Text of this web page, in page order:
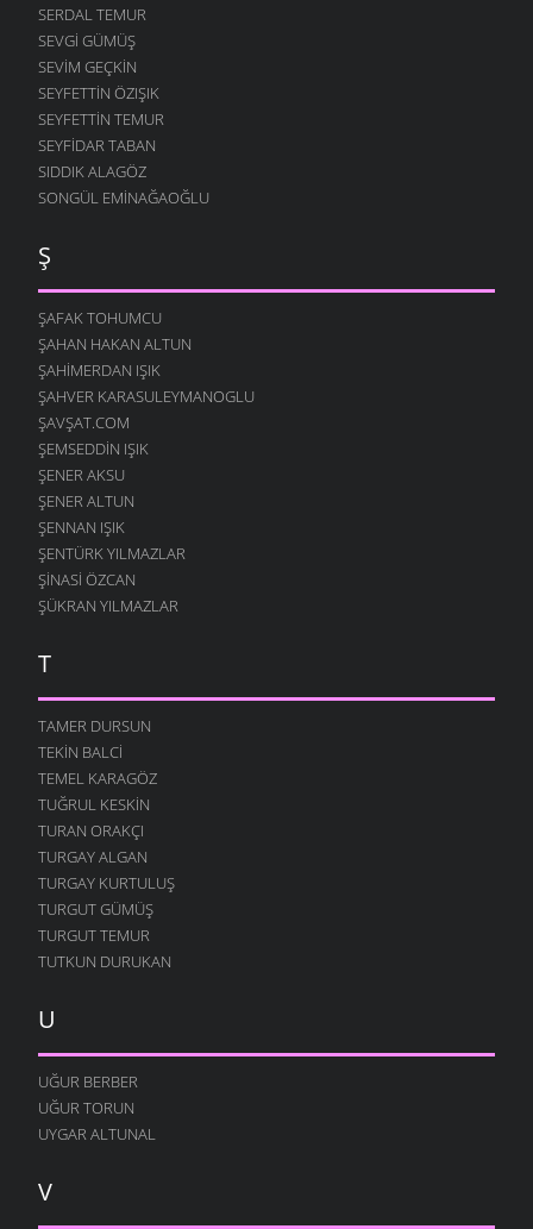
SERDAL TEMUR
SEVGI GÜMÜŞ
SEVIM GEÇKIN
SEYFETTIN ÖZIŞIK
SEYFETTIN TEMUR
SEYFIDAR TABAN
SIDDIK ALAGÖZ
SONGÜL EMINAĞAOĞLU
Ş
ŞAFAK TOHUMCU
ŞAHAN HAKAN ALTUN
ŞAHIMERDAN IŞIK
ŞAHVER KARASULEYMANOGLU
ŞAVŞAT.COM
ŞEMSEDDIN IŞIK
ŞENER AKSU
ŞENER ALTUN
ŞENNAN IŞIK
ŞENTÜRK YILMAZLAR
ŞINASI ÖZCAN
ŞÜKRAN YILMAZLAR
T
TAMER DURSUN
TEKIN BALCI
TEMEL KARAGÖZ
TUĞRUL KESKIN
TURAN ORAKÇI
TURGAY ALGAN
TURGAY KURTULUŞ
TURGUT GÜMÜŞ
TURGUT TEMUR
TUTKUN DURUKAN
U
UĞUR BERBER
UĞUR TORUN
UYGAR ALTUNAL
V